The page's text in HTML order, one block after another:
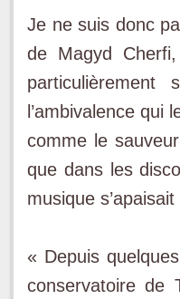
Je ne suis donc
de Magyd
l’ambivalence qui
comme le
que dans les
musique
« Depuis
conservatoire de